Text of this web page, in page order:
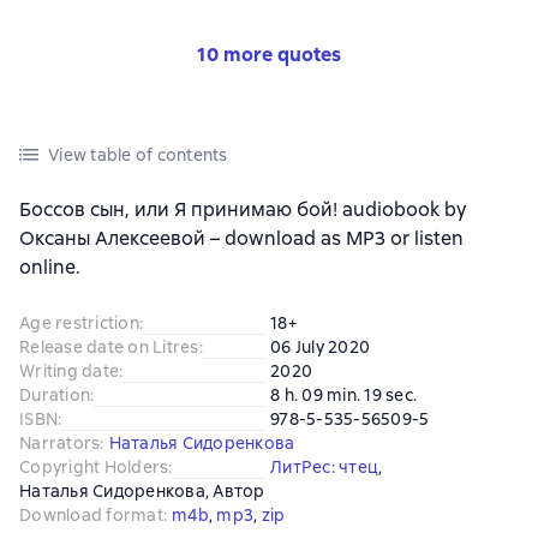
10 more quotes
View table of contents
Боссов сын, или Я принимаю бой! audiobook by
Оксаны Алексеевой – download as MP3 or listen
online.
Age restriction:
18+
Release date on Litres:
06 July 2020
Writing date:
2020
Duration:
8 h. 09 min. 19 sec.
ISBN:
978-5-535-56509-5
Narrators: Наталья Сидоренкова
Copyright Holders: ЛитРес: чтец,
Наталья Сидоренкова, Автор
Download format: m4b, mp3, zip